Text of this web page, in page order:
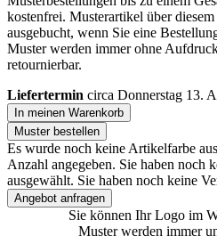
kostenfrei. Musterartikel über
ausgebucht, wenn Sie eine
Muster werden immer ohne
retournierbar.
Liefertermin circa Donnerstag 13.
In meinen Warenkorb
Muster bestellen
Es wurde noch keine Artikelfarbe
Anzahl angegeben. Sie haben noch
ausgewählt. Sie haben noch keine
Angebot anfragen
Sie können Ihr Logo im
Muster werden immer